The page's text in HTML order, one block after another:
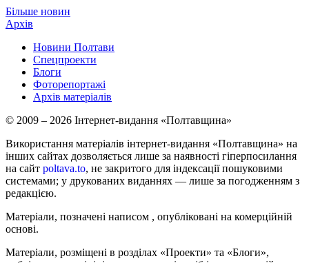
Більше новин
Архів
Новини Полтави
Спецпроекти
Блоги
Фоторепортажі
Архів матеріалів
© 2009 – 2026 Інтернет-видання «Полтавщина»
Використання матеріалів інтернет-видання «Полтавщина» на
інших сайтах дозволяється лише за наявності гіперпосилання
на сайт poltava.to, не закритого для індексації пошуковими
системами; у друкованих виданнях — лише за погодженням з
редакцією.
Матеріали, позначені написом , опубліковані на комерційній
основі.
Матеріали, розміщені в розділах «Проекти» та «Блоги»,